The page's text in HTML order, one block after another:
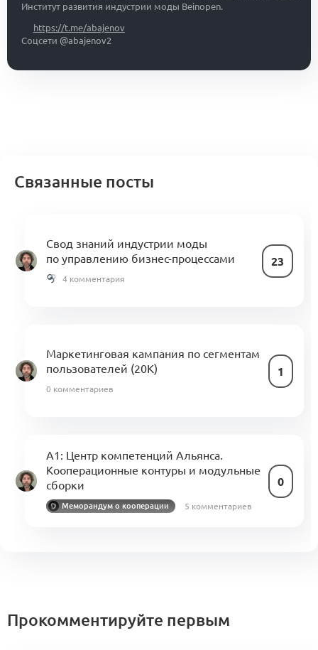
Институт развития индустрии моды Beinopen.
https://t.me/abajenov
Соцсети @abajenov2
Связанные посты
Свод знаний индустрии моды
по управлению бизнес-процессами
23
4 комментария
Маркетинговая кампания по сегментам
пользователей (20К)
1
0 комментариев
A1: Центр компетенций Альянса.
Кооперационные контуры и модульные
сборки
0
Меморандум о кооперации 5 комментариев
Прокомментируйте первым